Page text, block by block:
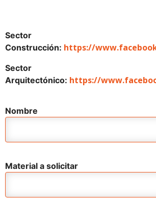
Sector
Construcción: https://
Sector
Arquitectónico: https://
Nombre
Material a solicitar